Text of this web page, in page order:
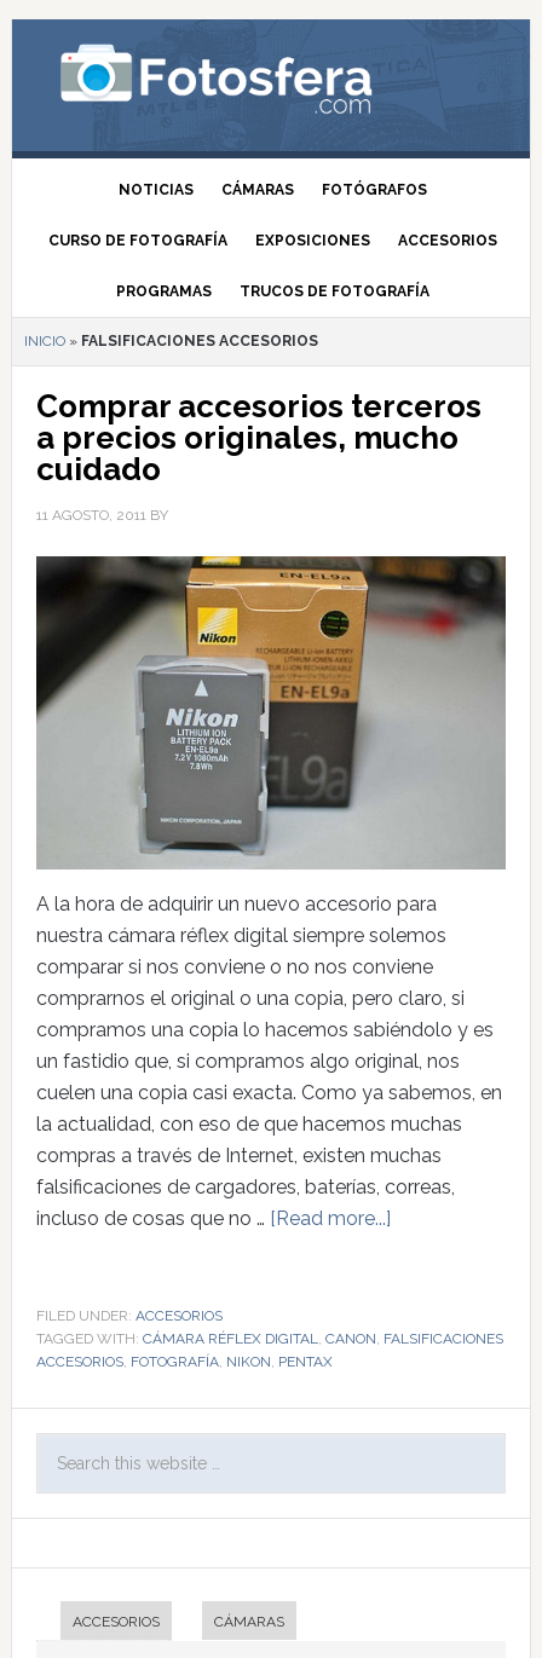
NOTICIAS CÁMARAS FOTÓGRAFOS
CURSO DE FOTOGRAFÍA EXPOSICIONES ACCESORIOS
PROGRAMAS TRUCOS DE FOTOGRAFÍA
INICIO» FALSIFICACIONES ACCESORIOS
Comprar accesorios terceros
a precios originales, mucho
cuidado
11 AGOSTO, 2011BY
A la hora de adquirir un nuevo accesorio para
nuestra cámara réflex digital siempre solemos
comparar si nos conviene o no nos conviene
comprarnos el original o una copia, pero claro, si
compramos una copia lo hacemos sabiéndolo y es
un fastidio que, si compramos algo original, nos
cuelen una copia casi exacta. Como ya sabemos, en
la actualidad, con eso de que hacemos muchas
compras a través de Internet, existen muchas
falsificaciones de cargadores, baterías, correas,
incluso de cosas que no … [Read more...]
FILED UNDER: ACCESORIOS
TAGGED WITH: CÁMARA RÉFLEX DIGITAL, CANON, FALSIFICACIONES
ACCESORIOS, FOTOGRAFÍA, NIKON, PENTAX
ACCESORIOS CÁMARAS